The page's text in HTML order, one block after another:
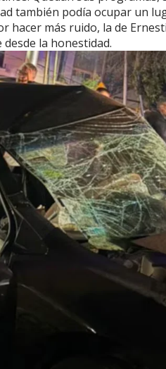
también podía ocupar un
hacer más ruido, la de
la honestidad.